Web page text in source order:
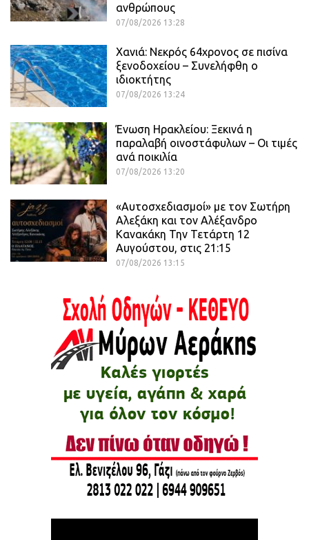
ανθρώπους
07/08/2026 13:28
Χανιά: Νεκρός 64χρονος σε πισίνα
ξενοδοχείου – Συνελήφθη ο
ιδιοκτήτης
07/08/2026 13:24
Ένωση Ηρακλείου: Ξεκινά η
παραλαβή οινοστάφυλων – Οι τιμές
ανά ποικιλία
07/08/2026 13:20
«Αυτοσχεδιασμοί» με τον Σωτήρη
Αλεξάκη και τον Αλέξανδρο
Κανακάκη Την Τετάρτη 12
Αυγούστου, στις 21:15
07/08/2026 13:15